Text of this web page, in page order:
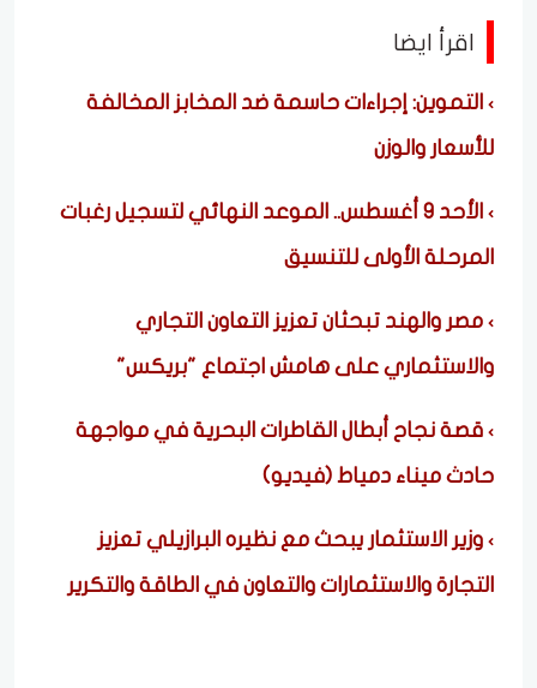
اقرأ ايضا
التموين: إجراءات حاسمة ضد المخابز المخالفة
للأسعار والوزن
الأحد 9 أغسطس.. الموعد النهائي لتسجيل رغبات
المرحلة الأولى للتنسيق
مصر والهند تبحثان تعزيز التعاون التجاري
والاستثماري على هامش اجتماع "بريكس"
قصة نجاح أبطال القاطرات البحرية في مواجهة
حادث ميناء دمياط (فيديو)
وزير الاستثمار يبحث مع نظيره البرازيلي تعزيز
التجارة والاستثمارات والتعاون في الطاقة والتكرير